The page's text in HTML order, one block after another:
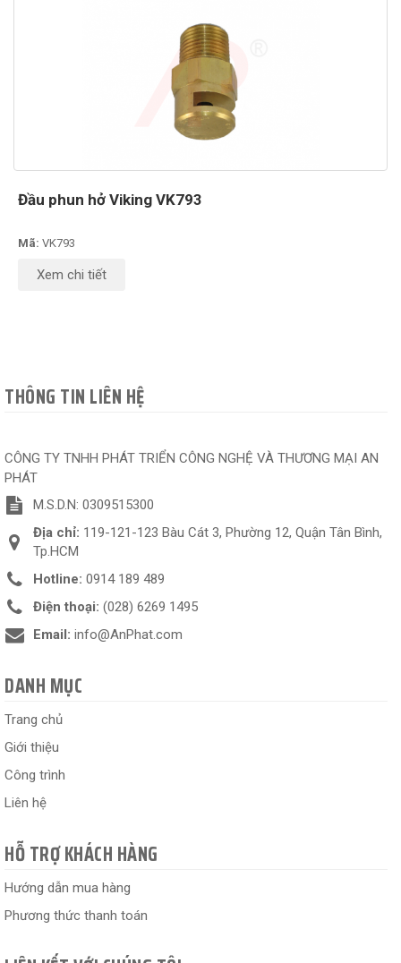
Đầu phun hở Viking VK793
Mã: VK793
Xem chi tiết
THÔNG TIN LIÊN HỆ
CÔNG TY TNHH PHÁT TRIỂN CÔNG NGHỆ VÀ THƯƠNG MẠI AN
PHÁT
M.S.D.N: 0309515300
Địa chỉ: 119-121-123 Bàu Cát 3, Phường 12, Quận Tân Bình,
Tp.HCM
Hotline: 0914 189 489
Điện thoại: (028) 6269 1495
Email: info@AnPhat.com
DANH MỤC
Trang chủ
Giới thiệu
Công trình
Liên hệ
HỖ TRỢ KHÁCH HÀNG
Hướng dẫn mua hàng
Phương thức thanh toán